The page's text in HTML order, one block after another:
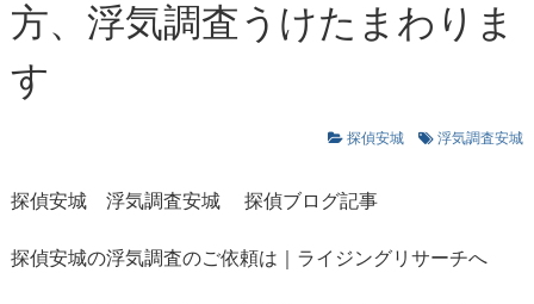
方、浮気調査うけたまわりま
す
探偵安城 浮気調査安城
探偵安城 浮気調査安城探偵ブログ記事
探偵安城の浮気調査のご依頼は｜ライジングリサーチへ